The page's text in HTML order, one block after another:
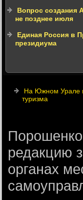
Вопрос создания
не позднее июля
Единая Россия в
президиума
На Южном Урале
туризма
редакцию
органах